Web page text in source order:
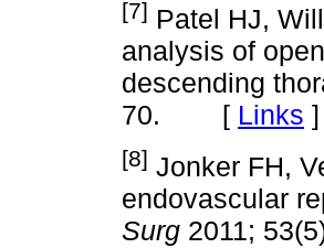
[7] Patel HJ,
analysis of
descending
70. [ Links ]
[8] Jonker FH,
endovascular
Surg 2011;